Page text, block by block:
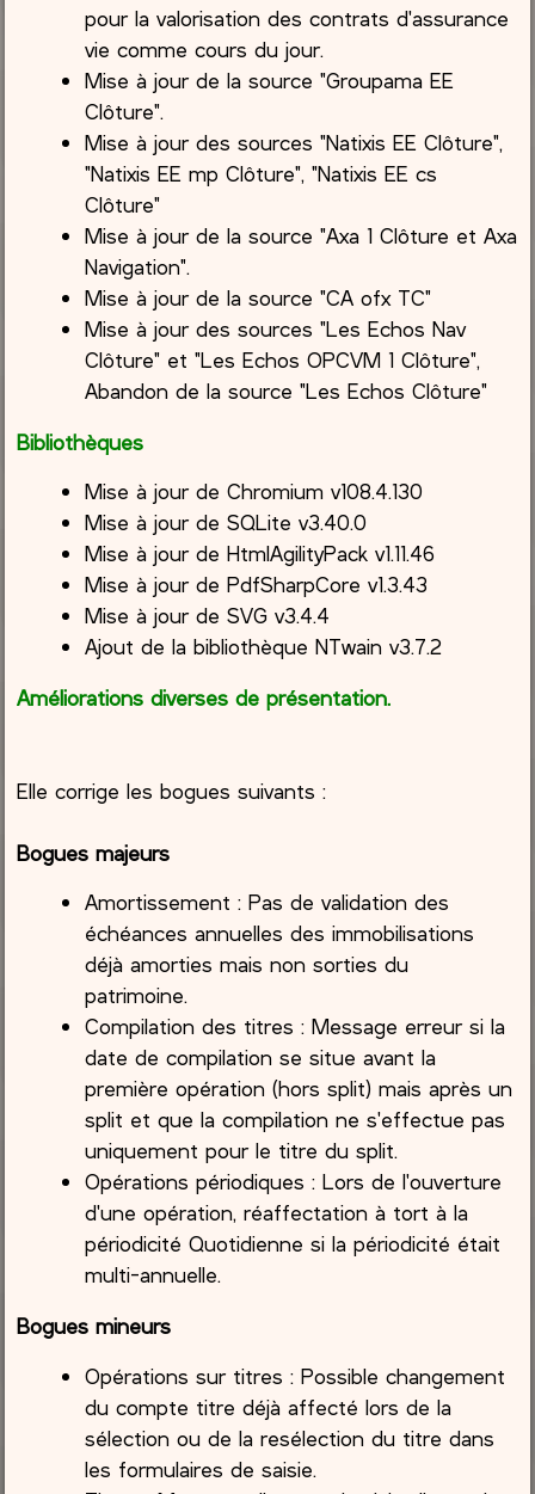
pour la valorisation des contrats d'assurance
vie comme cours du jour.
Mise à jour de la source "Groupama EE
Clôture".
Mise à jour des sources "Natixis EE Clôture",
"Natixis EE mp Clôture", "Natixis EE cs
Clôture"
Mise à jour de la source "Axa 1 Clôture et Axa
Navigation".
Mise à jour de la source "CA ofx TC"
Mise à jour des sources "Les Echos Nav
Clôture" et "Les Echos OPCVM 1 Clôture",
Abandon de la source "Les Echos Clôture"
Bibliothèques
Mise à jour de Chromium v108.4.130
Mise à jour de SQLite v3.40.0
Mise à jour de HtmlAgilityPack v1.11.46
Mise à jour de PdfSharpCore v1.3.43
Mise à jour de SVG v3.4.4
Ajout de la bibliothèque NTwain v3.7.2
Améliorations diverses de présentation.
Elle corrige les bogues suivants :
Bogues majeurs
Amortissement : Pas de validation des
échéances annuelles des immobilisations
déjà amorties mais non sorties du
patrimoine.
Compilation des titres : Message erreur si la
date de compilation se situe avant la
première opération (hors split) mais après un
split et que la compilation ne s'effectue pas
uniquement pour le titre du split.
Opérations périodiques : Lors de l'ouverture
d'une opération, réaffectation à tort à la
périodicité Quotidienne si la périodicité était
multi-annuelle.
Bogues mineurs
Opérations sur titres : Possible changement
du compte titre déjà affecté lors de la
sélection ou de la resélection du titre dans
les formulaires de saisie.